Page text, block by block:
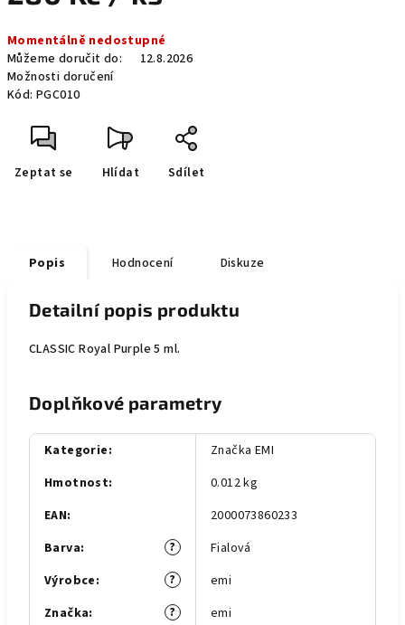
cena:
Momentálně nedostupné
Můžeme doručit do:
12.8.2026
Možnosti doručení
Kód: PGC010
Zeptat se Hlídat Sdílet
Popis Hodnocení Diskuze
Detailní popis produktu
CLASSIC Royal Purple 5 ml.
Doplňkové parametry
Kategorie:
Značka EMI
Hmotnost:
0.012 kg
EAN:
2000073860233
?
Barva:
Fialová
?
Výrobce:
emi
?
Značka:
emi